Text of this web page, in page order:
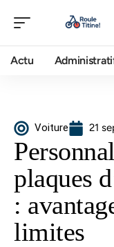
Actu
Voiture 21
plaques
:
limites